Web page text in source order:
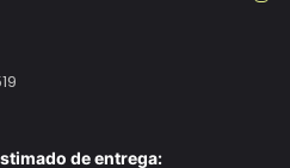
de entrega: